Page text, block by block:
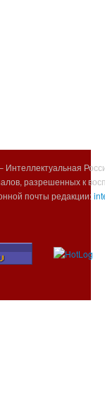
разрешенных к
почты редакции: